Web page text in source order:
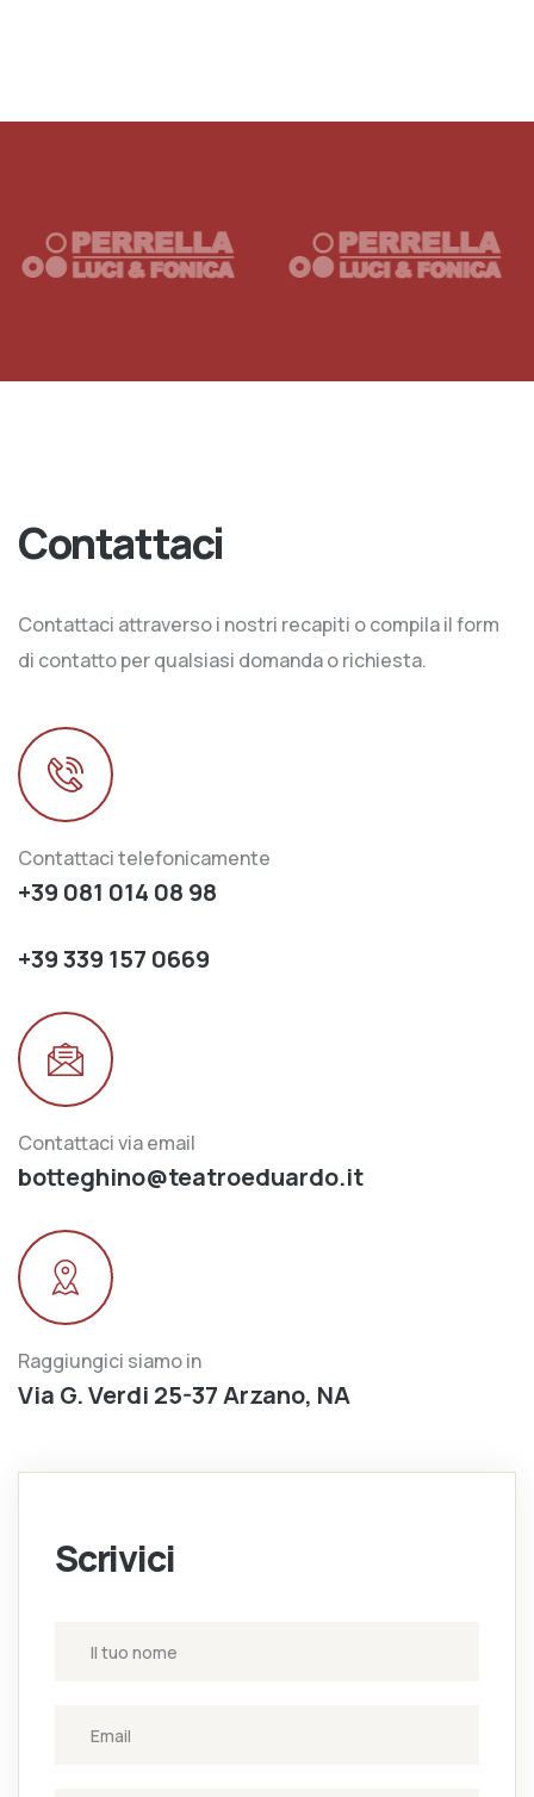
Contattaci
Contattaci attraverso i nostri recapiti o compila il form
di contatto per qualsiasi domanda o richiesta.
Contattaci telefonicamente
+39 081 014 08 98
+39 339 157 0669
Contattaci via email
botteghino@teatroeduardo.it
Raggiungici siamo in
Via G. Verdi 25-37 Arzano, NA
Scrivici